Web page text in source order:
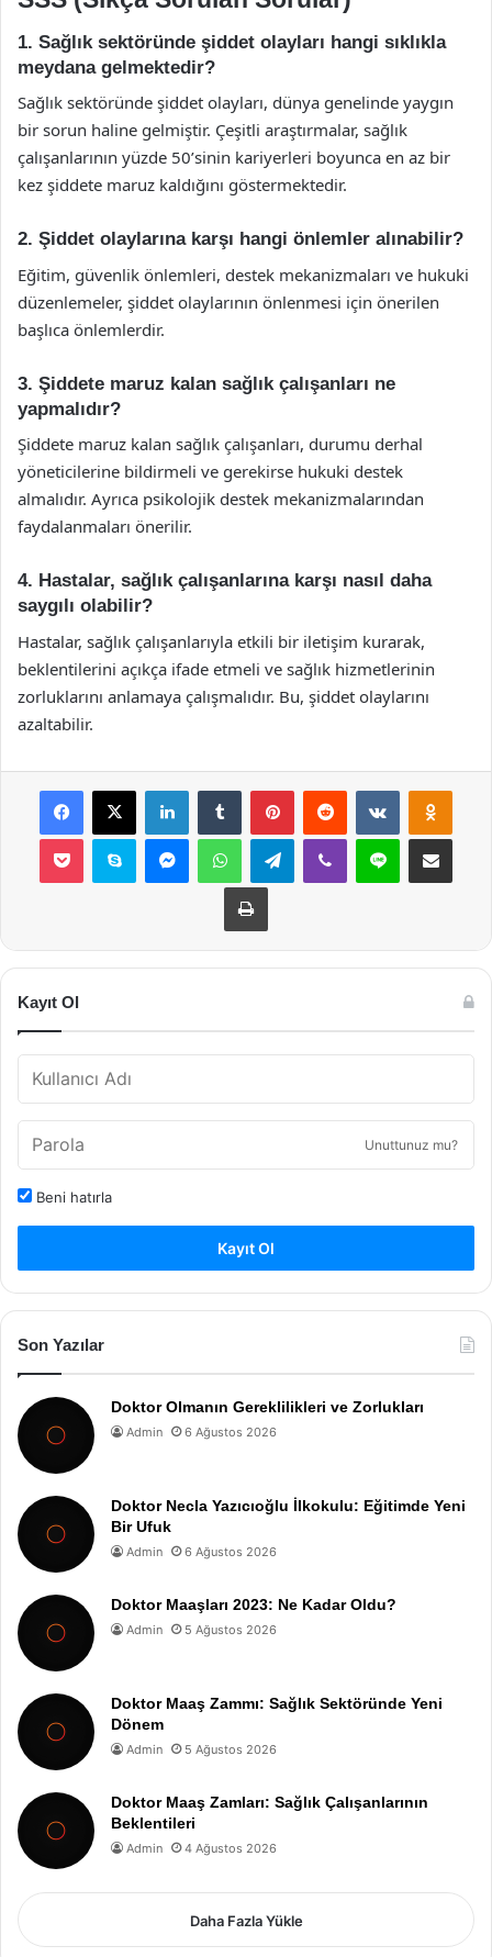
1. Sağlık sektöründe şiddet olayları hangi sıklıkla
meydana gelmektedir?
Sağlık sektöründe şiddet olayları, dünya genelinde yaygın
bir sorun haline gelmiştir. Çeşitli araştırmalar, sağlık
çalışanlarının yüzde 50’sinin kariyerleri boyunca en az bir
kez şiddete maruz kaldığını göstermektedir.
2. Şiddet olaylarına karşı hangi önlemler alınabilir?
Eğitim, güvenlik önlemleri, destek mekanizmaları ve hukuki
düzenlemeler, şiddet olaylarının önlenmesi için önerilen
başlıca önlemlerdir.
3. Şiddete maruz kalan sağlık çalışanları ne
yapmalıdır?
Şiddete maruz kalan sağlık çalışanları, durumu derhal
yöneticilerine bildirmeli ve gerekirse hukuki destek
almalıdır. Ayrıca psikolojik destek mekanizmalarından
faydalanmaları önerilir.
4. Hastalar, sağlık çalışanlarına karşı nasıl daha
saygılı olabilir?
Hastalar, sağlık çalışanlarıyla etkili bir iletişim kurarak,
beklentilerini açıkça ifade etmeli ve sağlık hizmetlerinin
zorluklarını anlamaya çalışmalıdır. Bu, şiddet olaylarını
azaltabilir.
Facebook
X LinkedInTumblr PinterestReddit VKontakte
Pocket Skype MessengerWhatsAppTelegramViber Line E-Posta ile
Yazdır
Kayıt Ol
Unuttunuz mu?
Beni hatırla
Kayıt Ol
Son Yazılar
Doktor Olmanın Gereklilikleri ve Zorlukları
Admin 6 Ağustos 2026
Doktor Necla Yazıcıoğlu İlkokulu: Eğitimde Yeni
Bir Ufuk
Admin 6 Ağustos 2026
Doktor Maaşları 2023: Ne Kadar Oldu?
Admin 5 Ağustos 2026
Doktor Maaş Zammı: Sağlık Sektöründe Yeni
Dönem
Admin 5 Ağustos 2026
Doktor Maaş Zamları: Sağlık Çalışanlarının
Beklentileri
Admin 4 Ağustos 2026
Daha Fazla Yükle